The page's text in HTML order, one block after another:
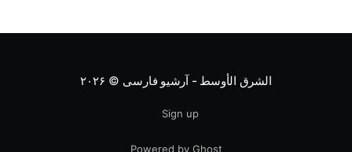
الشرق الأوسط - آرشیو فارسی © ۲۰۲۶
Sign up
Powered by Ghost